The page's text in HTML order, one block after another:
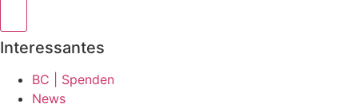
Interessantes
BC | Spenden
News